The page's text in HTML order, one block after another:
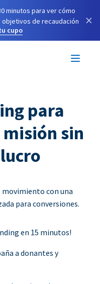
minutos para ver cómo
objetivos de recaudación
cupo
×
para
sin
movimiento con una
para conversiones.
en 15 minutos!
a donantes y